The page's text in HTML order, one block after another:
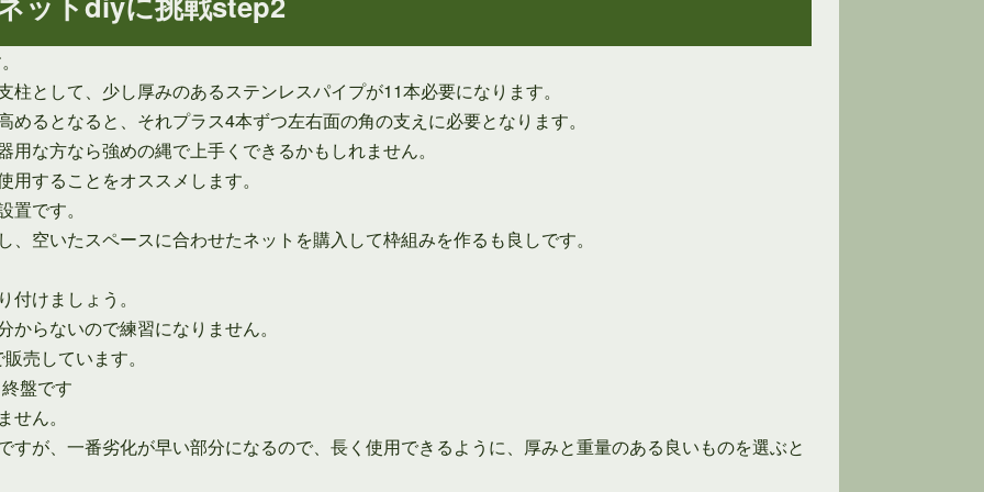
として、少し厚みのあるステンレスパイプが11本必要になります。
るとなると、それプラス4本ずつ左右面の角の支えに必要となります。
な方なら強めの縄で上手くできるかもしれません。
することをオススメします。
です。
空いたスペースに合わせたネットを購入して枠組みを作るも良しです。
けましょう。
らないので練習になりません。
売しています。
盤です
ん。
すが、一番劣化が早い部分になるので、長く使用できるように、厚みと重量のある良いものを選ぶと